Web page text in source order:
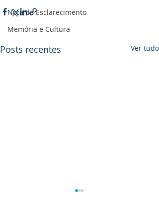
Nota de Esclarecimento
Memória e Cultura
Posts recentes Ver tudo